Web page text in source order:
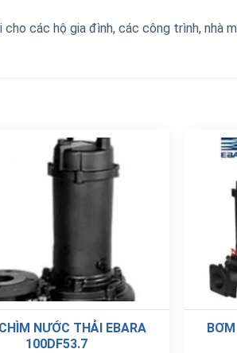
các hộ gia đình, các công trình, nhà
NƯỚC THẢI EBARA
100DF53.7